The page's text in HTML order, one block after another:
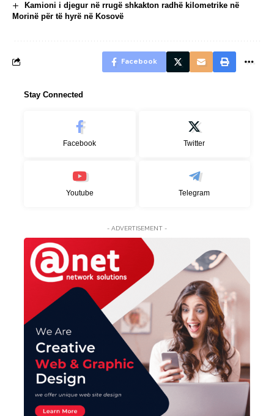
Kamioni i djegur në rrugë shkakton radhë kilometrike në
Morinë për të hyrë në Kosovë
Facebook
Stay Connected
Facebook Twitter
Youtube Telegram
- ADVERTISEMENT -